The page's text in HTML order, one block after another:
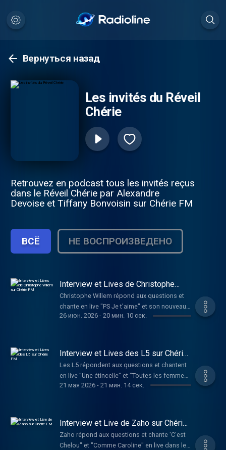
Вернуться назад
Les invités du Réveil
Chérie
Retrouvez en podcast tous les invités reçus
dans le Réveil Chérie par Alexandre
Devoise et Tiffany Bonvoisin sur Chérie FM
ВСЁ НЕ ВОСПРОИЗВЕДЕНО
Interview et Lives de Christophe
Willem sur Chérie FM
Christophe Willem répond aux questions et
chante en live "PS Je t'aime" et son nouveau
single "Systaime"
26 июн. 2026- 20 мин. 10 сек.
Interview et Lives des L5 sur Chérie
FM
Les L5 répondent aux questions et chantent
en live "Une étincelle" et "Toutes les femmes
de ta vie"
21 мая 2026- 21 мин. 14 сек.
Interview et Live de Zaho sur Chérie
FM
Zaho répond aux questions et chante 'C'est
Chelou" et "Comme Caroline" en live dans le